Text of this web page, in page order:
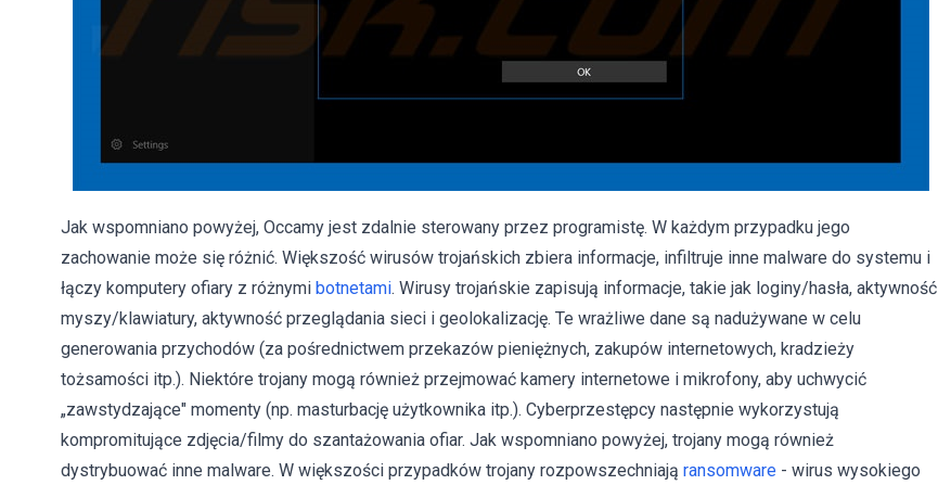
Jak wspomniano powyżej, Occamy jest zdalnie sterowany przez programistę. W każdym przypadku jego
zachowanie może się różnić. Większość wirusów trojańskich zbiera informacje, infiltruje inne malware do systemu i
łączy komputery ofiary z różnymi botnetami. Wirusy trojańskie zapisują informacje, takie jak loginy/hasła, aktywność
myszy/klawiatury, aktywność przeglądania sieci i geolokalizację. Te wrażliwe dane są nadużywane w celu
generowania przychodów (za pośrednictwem przekazów pieniężnych, zakupów internetowych, kradzieży
tożsamości itp.). Niektóre trojany mogą również przejmować kamery internetowe i mikrofony, aby uchwycić
„zawstydzające" momenty (np. masturbację użytkownika itp.). Cyberprzestępcy następnie wykorzystują
kompromitujące zdjęcia/filmy do szantażowania ofiar. Jak wspomniano powyżej, trojany mogą również
dystrybuować inne malware. W większości przypadków trojany rozpowszechniają ransomware - wirus wysokiego